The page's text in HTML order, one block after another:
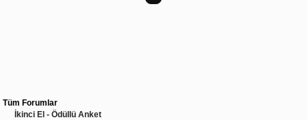
Tüm Forumlar
İkinci El - Ödüllü Anket